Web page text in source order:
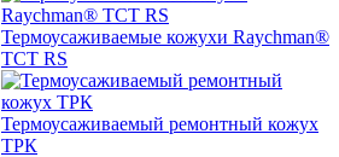
Термоусаживаемые кожухи Raychman®
TCT RS
Термоусаживаемый ремонтный кожух
ТРК